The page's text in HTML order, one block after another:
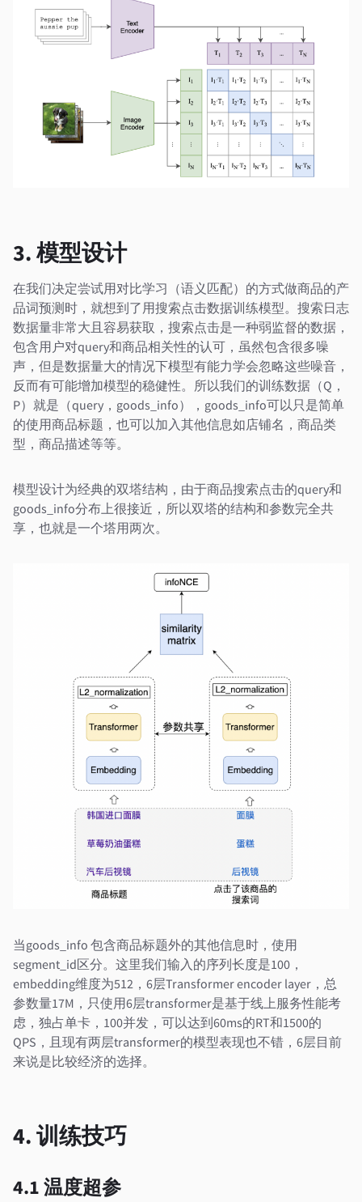
3. 模型设计
在我们决定尝试用对比学习（语义匹配）的方式做商品的产
品词预测时，就想到了用搜索点击数据训练模型。搜索日志
数据量非常大且容易获取，搜索点击是一种弱监督的数据，
包含用户对query和商品相关性的认可，虽然包含很多噪
声，但是数据量大的情况下模型有能力学会忽略这些噪音，
反而有可能增加模型的稳健性。所以我们的训练数据（Q，
P）就是（query，goods_info），goods_info可以只是简单
的使用商品标题，也可以加入其他信息如店铺名，商品类
型，商品描述等等。
模型设计为经典的双塔结构，由于商品搜索点击的query和
goods_info分布上很接近，所以双塔的结构和参数完全共
享，也就是一个塔用两次。
当goods_info 包含商品标题外的其他信息时，使用
segment_id区分。这里我们输入的序列长度是100，
embedding维度为512，6层Transformer encoder layer，总
参数量17M，只使用6层transformer是基于线上服务性能考
虑，独占单卡，100并发，可以达到60ms的RT和1500的
QPS，且现有两层transformer的模型表现也不错，6层目前
来说是比较经济的选择。
4. 训练技巧
4.1 温度超参